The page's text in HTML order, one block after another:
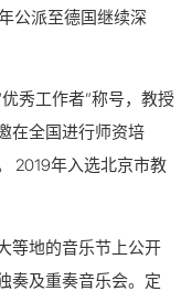
公派至德国继续深
秀工作者”称号，教授
在全国进行师资培
2019年入选北京市教
等地的音乐节上公开
奏及重奏音乐会。定